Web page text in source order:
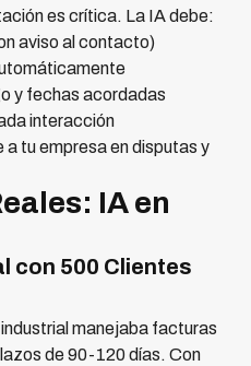
es crítica. La IA debe:
aviso al contacto)
y fechas acordadas
interacción
tu empresa en disputas y
IA en
con 500 Clientes
manejaba facturas
de 90-120 días. Con